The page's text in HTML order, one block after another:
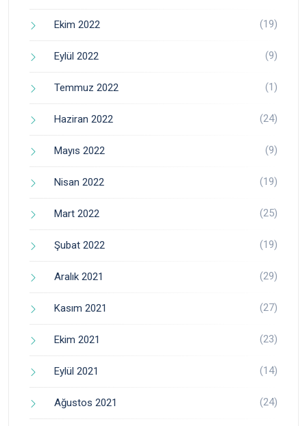
Ekim 2022 (19)
Eylül 2022 (9)
Temmuz 2022 (1)
Haziran 2022 (24)
Mayıs 2022 (9)
Nisan 2022 (19)
Mart 2022 (25)
Şubat 2022 (19)
Aralık 2021 (29)
Kasım 2021 (27)
Ekim 2021 (23)
Eylül 2021 (14)
Ağustos 2021 (24)